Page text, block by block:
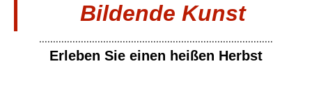
Bildende Kunst
....................................................................................
Erleben Sie einen heißen Herbst